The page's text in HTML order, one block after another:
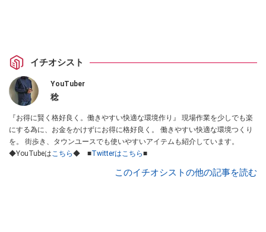
イチオシスト
YouTuber
稔
『お得に賢く格好良く。働きやすい快適な環境作り』 現場作業を少しでも楽
にする為に、お金をかけずにお得に格好良く。 働きやすい快適な環境つくり
を。 街歩き、タウンユースでも使いやすいアイテムも紹介しています。
◆YouTubeはこちら◆ ■Twitterはこちら■
このイチオシストの他の記事を読む